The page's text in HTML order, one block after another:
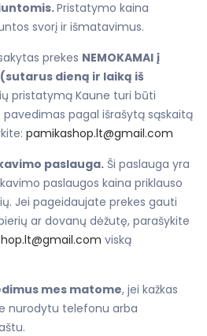
Pristatymo kaina
svorį ir išmatavimus.
prekes NEMOKAMAI į
(sutarus dieną ir laiką iš
pristatymą Kaune turi būti
pagal išrašytą sąskaitą
pamikashop.lt@gmail.com
paslauga. Ši paslauga yra
paslaugos kaina priklauso
Jei pageidaujate prekes gauti
ar dovanų dėžutę, parašykite
viską
mes matome, jei kažkas
nurodytu telefonu arba